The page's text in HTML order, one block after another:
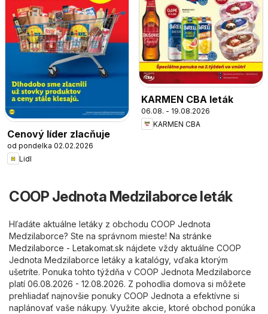
Cenový líder zlacňuje
od pondelka 02.02.2026
Lidl
KARMEN CBA leták
06.08. - 19.08.2026
KARMEN CBA
COOP Jednota Medzilaborce leták
Hľadáte aktuálne letáky z obchodu COOP Jednota
Medzilaborce? Ste na správnom mieste! Na stránke
Medzilaborce - Letakomat.sk nájdete vždy aktuálne COOP
Jednota Medzilaborce letáky a katalógy, vďaka ktorým
ušetríte. Ponuka tohto týždňa v COOP Jednota Medzilaborce
platí 06.08.2026 - 12.08.2026. Z pohodlia domova si môžete
prehliadať najnovšie ponuky COOP Jednota a efektívne si
naplánovať vaše nákupy. Využite akcie, ktoré obchod ponúka